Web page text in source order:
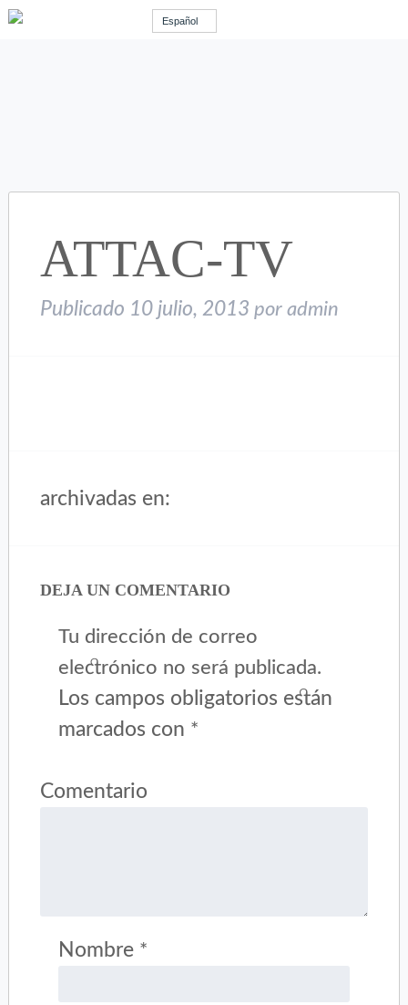
Español
ATTAC-TV
Publicado 10 julio, 2013 por admin
archivadas en:
DEJA UN COMENTARIO
Tu dirección de correo
electrónico no será publicada.
Los campos obligatorios están
marcados con *
Comentario
Nombre *